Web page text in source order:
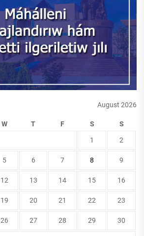
August 2026
W T F S S
1 2
5 6 7 8 9
12 13 14 15 16
19 20 21 22 23
26 27 28 29 30